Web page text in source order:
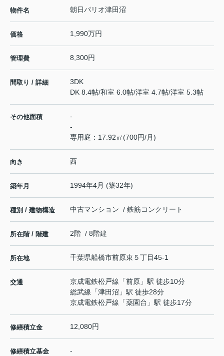
物件名 朝日パリオ津田沼
価格 1,990万円
管理費 8,300円
間取り / 詳細
3DK
DK 8.4帖/和室 6.0帖/洋室 4.7帖/洋室 5.3帖
その他面積
-
-
専用庭：17.92㎡(700円/月)
向き 西
築年月 1994年4月 (築32年)
種別 / 建物構造 中古マンション / 鉄筋コンクリート
所在階 / 階建 2階 / 8階建
所在地 千葉県船橋市前原東 ５丁目45-1
交通 京成電鉄松戸線 「前原 」駅 徒歩10分
総武線 「津田沼 」駅 徒歩28分
京成電鉄松戸線 「薬園台 」駅 徒歩17分
修繕積立金 12,080円
修繕積立基金 -